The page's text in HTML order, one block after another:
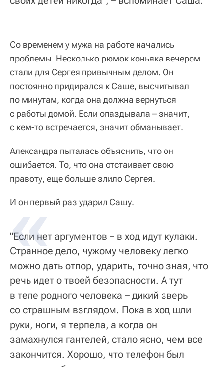
Со временем у мужа на работе начались
проблемы. Несколько рюмок коньяка вечером
стали для Сергея привычным делом. Он
постоянно придирался к Саше, высчитывал
по минутам, когда она должна вернуться
с работы домой. Если опаздывала – значит,
с кем-то встречается, значит обманывает.
Александра пыталась объяснить, что он
ошибается. То, что она отстаивает свою
правоту, еще больше злило Сергея.
И он первый раз ударил Сашу.
"Если нет аргументов – в ход идут кулаки.
Странное дело, чужому человеку легко
можно дать отпор, ударить, точно зная, что
речь идет о твоей безопасности. А тут
в теле родного человека – дикий зверь
со страшным взглядом. Пока в ход шли
руки, ноги, я терпела, а когда он
замахнулся гантелей, стало ясно, чем все
закончится. Хорошо, что телефон был